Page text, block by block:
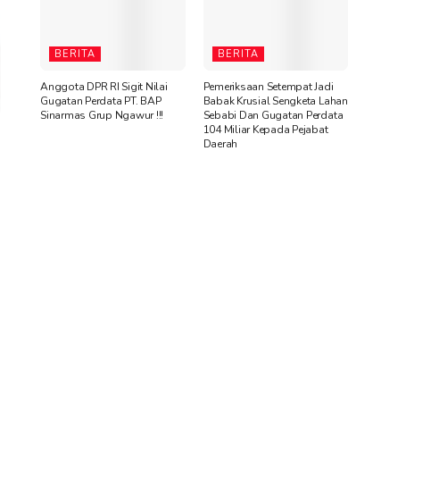
BERITA
Anggota DPR RI Sigit Nilai
Gugatan Perdata PT. BAP
Sinarmas Grup Ngawur !!!
BERITA
Pemeriksaan Setempat Jadi
Babak Krusial Sengketa Lahan
Sebabi Dan Gugatan Perdata
104 Miliar Kepada Pejabat
Daerah